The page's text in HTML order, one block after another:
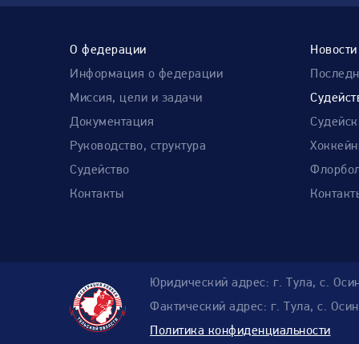
О федерации
Информация о федерации
Миссия, цели и задачи
Документация
Руководство, структура
Судейство
Контакты
Новости
Юридический адрес: г. Тула, с.
Фактический адрес: г. Тула, с.
Политика конфиденциальности